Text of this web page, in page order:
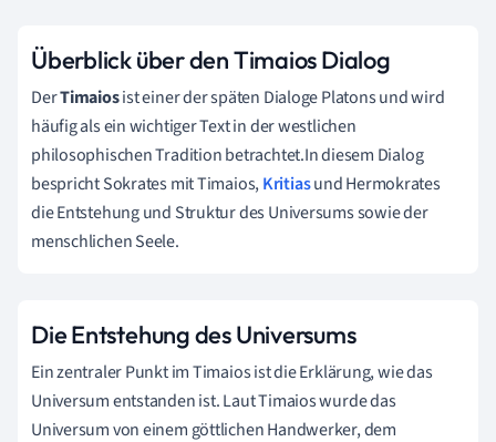
Überblick über den Timaios Dialog
DerTimaiosist einer der späten Dialoge Platons und wird
häufig als ein wichtiger Text in der westlichen
philosophischen Tradition betrachtet.In diesem Dialog
bespricht Sokrates mit Timaios,Kritiasund Hermokrates
die Entstehung und Struktur des Universums sowie der
menschlichen Seele.
Die Entstehung des Universums
Ein zentraler Punkt im Timaios ist die Erklärung, wie das
Universum entstanden ist. Laut Timaios wurde das
Universum von einem göttlichen Handwerker, dem